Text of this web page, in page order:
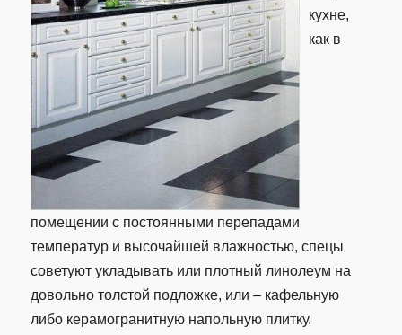
кухне,
как в
помещении с постоянными перепадами
температур и высочайшей влажностью, спецы
советуют укладывать или плотный линолеум на
довольно толстой подложке, или – кафельную
либо керамогранитную напольную плитку.